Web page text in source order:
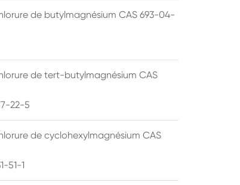
de butylmagnésium CAS 693-04-
de tert-butylmagnésium CAS
22-5
de cyclohexylmagnésium CAS
51-1